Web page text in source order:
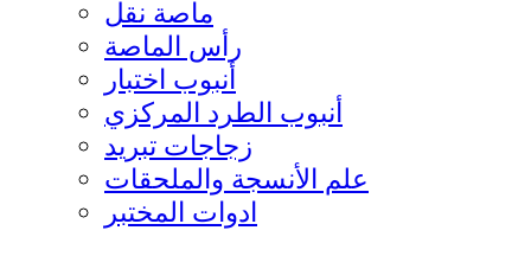
ماصة نقل
رأس الماصة
أنبوب اختبار
أنبوب الطرد المركزي
زجاجات تبريد
علم الأنسجة والملحقات
ادوات المختبر